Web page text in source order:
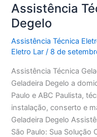
Assistência
Degelo
Assistência Técnica
Eletro Lar/ 8 de
Assistência Técnica
Geladeira Degelo a
Paulo e ABC Paulista,
instalação, conserto e
Geladeira Degelo
São Paulo: Sua